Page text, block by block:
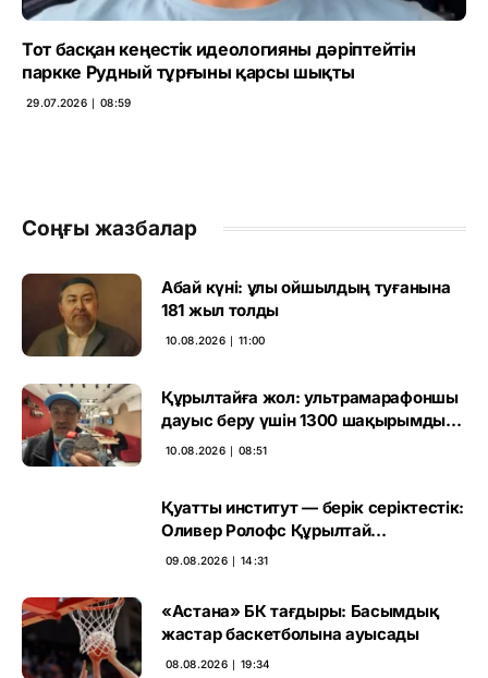
Тот басқан кеңестік идеологияны дәріптейтін
паркке Рудный тұрғыны қарсы шықты
29.07.2026 ∣ 08:59
Соңғы жазбалар
Абай күні: ұлы ойшылдың туғанына
181 жыл толды
10.08.2026 ∣ 11:00
Құрылтайға жол: ультрамарафоншы
дауыс беру үшін 1300 шақырымды
еңсермек
10.08.2026 ∣ 08:51
Қуатты институт — берік серіктестік:
Оливер Ролофс Құрылтай
сайлауының маңызын бағалады
09.08.2026 ∣ 14:31
«Астана» БК тағдыры: Басымдық
жастар баскетболына ауысады
08.08.2026 ∣ 19:34